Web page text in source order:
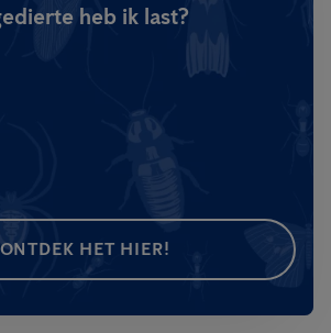
heb ik last?
ONTDEK HET HIER!